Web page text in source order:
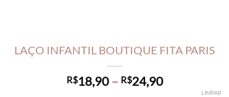
LAÇO INFANTIL BOUTIQUE FITA PARIS
R$18,90 – R$24,90Price
LIMPAR